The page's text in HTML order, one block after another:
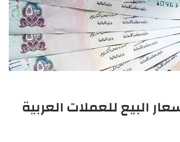
البيع للعملات العربية